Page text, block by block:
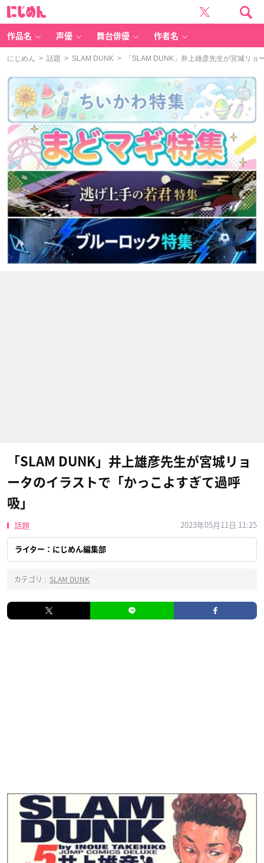
作品名 声優 舞台俳優 作者名
にじめん > 話題 > SLAM DUNK > 「SLAM DUNK」井上雄彦先生が宮城リョ
「SLAM DUNK」井上雄彦先生が宮城リョ
ータのイラストで「かっこよすぎて過呼
吸」
話題 2023年05月11日 11:25
ライター：にじめん編集部
カテゴリ : SLAM DUNK